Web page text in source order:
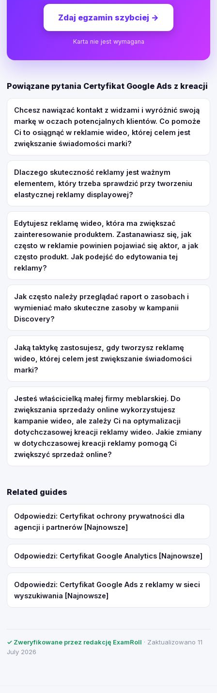
Zdaj egzamin szybciej →
Karta nie jest wymagana
Powiązane pytania Certyfikat Google Ads z kreacji
Chcesz nawiązać kontakt z widzami i wyróżnić swoją
markę w oczach potencjalnych klientów. Co pomoże
Ci to osiągnąć w reklamie wideo, której celem jest
zwiększanie świadomości marki?
Dlaczego skuteczność reklamy jest ważnym
elementem, który trzeba sprawdzić przy tworzeniu
elastycznej reklamy displayowej?
Edytujesz reklamę wideo, która ma zwiększać
zainteresowanie produktem. Zastanawiasz się, jak
często w reklamie powinien pojawiać się aktor, a jak
często produkt. Jak podejść do edytowania tej
reklamy?
Jak często należy przeglądać raport o zasobach i
wymieniać mało skuteczne zasoby w kampanii
Discovery?
Jaką taktykę zastosujesz, gdy tworzysz reklamę
wideo, której celem jest zwiększanie świadomości
marki?
Jesteś właścicielką małej firmy meblarskiej. Do
zwiększania sprzedaży online wykorzystujesz
kampanie wideo, ale zależy Ci na optymalizacji
dotychczasowej kreacji reklamy wideo. Jakie zmiany
w dotychczasowej kreacji reklamy pomogą Ci
zwiększyć sprzedaż online?
Related guides
Odpowiedzi: Certyfikat ochrony prywatności dla
agencji i partnerów [Najnowsze]
Odpowiedzi: Certyfikat Google Analytics [Najnowsze]
Odpowiedzi: Certyfikat Google Ads z reklamy w sieci
wyszukiwania [Najnowsze]
✓ Zweryfikowane przez redakcję ExamRoll · Zaktualizowano 11
July 2026